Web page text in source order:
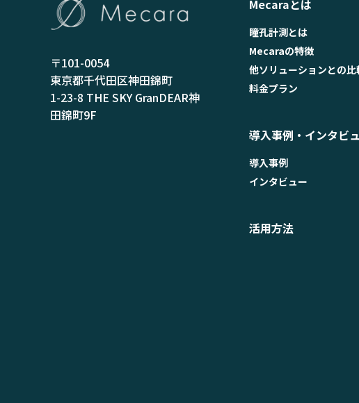
〒101-0054
東京都千代田区神田錦町
1-23-8 THE SKY GranDEAR神
田錦町9F
Mecaraとは
瞳孔計測とは
Mecaraの特徴
他ソリューションとの比
料金プラン
導入事例・インタビ
導入事例
インタビュー
活用方法